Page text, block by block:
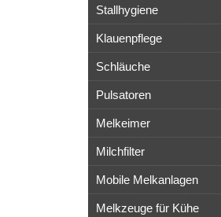
Stallhygiene
Klauenpflege
Schläuche
Pulsatoren
Melkeimer
Milchfilter
Mobile Melkanlagen
Melkzeuge für Kühe